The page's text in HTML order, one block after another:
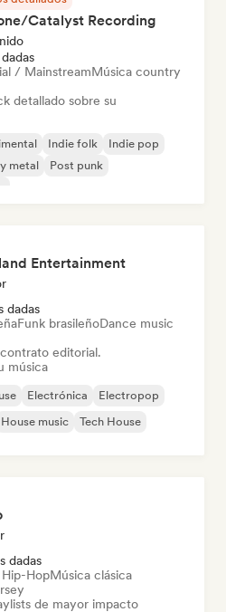
Catalyst Recording
/ MainstreamMúsica country
detallado sobre su
Indie folk
Indie pop
metal
Post punk
Entertainment
dadas
Funk brasileñoDance music
editorial.
música
Electrónica
Electropop
House music Tech House
dadas
HopMúsica clásica
de mayor impacto